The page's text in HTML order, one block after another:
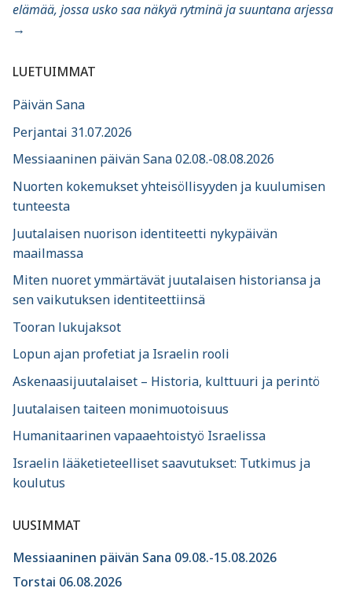
elämää, jossa usko saa näkyä rytminä ja suuntana arjessa
→
LUETUIMMAT
Päivän Sana
Perjantai 31.07.2026
Messiaaninen päivän Sana 02.08.-08.08.2026
Nuorten kokemukset yhteisöllisyyden ja kuulumisen
tunteesta
Juutalaisen nuorison identiteetti nykypäivän
maailmassa
Miten nuoret ymmärtävät juutalaisen historiansa ja
sen vaikutuksen identiteettiinsä
Tooran lukujaksot
Lopun ajan profetiat ja Israelin rooli
Askenaasijuutalaiset – Historia, kulttuuri ja perintö
Juutalaisen taiteen monimuotoisuus
Humanitaarinen vapaaehtoistyö Israelissa
Israelin lääketieteelliset saavutukset: Tutkimus ja
koulutus
UUSIMMAT
Messiaaninen päivän Sana 09.08.-15.08.2026
Torstai 06.08.2026